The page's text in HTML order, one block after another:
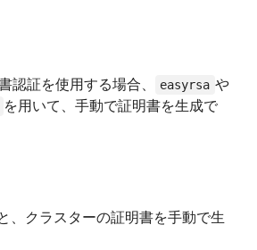
認証を使用する場合、 easyrsa や
を用いて、手動で証明書を生成で
、クラスターの証明書を手動で生